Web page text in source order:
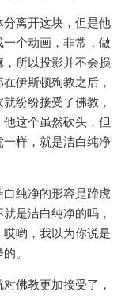
离开这块，但是他
个动画，非常，做
所以投影并不会损
伊斯顿殉教之后，
纷纷接受了佛教，
这个虽然砍头，但
样，就是洁白纯净
纯净的形容是蹄虎
是洁白纯净的吗，
哟，我以为你说是
。
佛教更加接受了，